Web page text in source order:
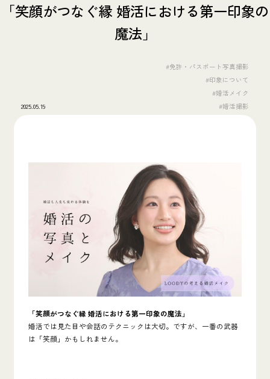
「笑顔がつなぐ縁 婚活における第一印象の
魔法」
2025.05.19
#免許・パスポート写真撮影
#印象について
#婚活メイク
#婚活撮影
「笑顔がつなぐ縁 婚活における第一印象の魔法」
婚活では見た目や会話のテクニックは大切。ですが、一番の武器
は「笑顔」かもしれません。